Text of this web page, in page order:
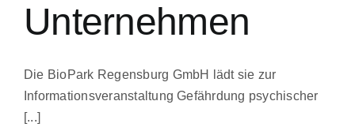
Unternehmen
Die BioPark Regensburg GmbH lädt sie zur
Informationsveranstaltung Gefährdung psychischer
[...]